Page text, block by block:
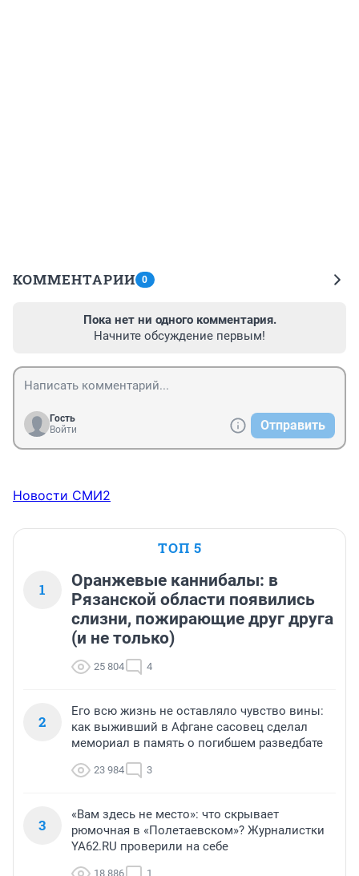
КОММЕНТАРИИ 0
Пока нет ни одного комментария.
Начните обсуждение первым!
Гость
Войти
Отправить
Новости СМИ2
ТОП 5
1
Оранжевые каннибалы: в
Рязанской области появились
слизни, пожирающие друг друга
(и не только)
25 804 4
2
Его всю жизнь не оставляло чувство вины:
как выживший в Афгане сасовец сделал
мемориал в память о погибшем разведбате
23 984 3
3
«Вам здесь не место»: что скрывает
рюмочная в «Полетаевском»? Журналистки
YA62.RU проверили на себе
18 886 1